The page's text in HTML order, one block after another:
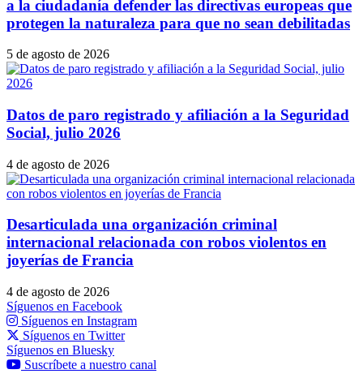
a la ciudadanía defender las directivas europeas que
protegen la naturaleza para que no sean debilitadas
5 de agosto de 2026
Datos de paro registrado y afiliación a la Seguridad
Social, julio 2026
4 de agosto de 2026
Desarticulada una organización criminal
internacional relacionada con robos violentos en
joyerías de Francia
4 de agosto de 2026
Síguenos en Facebook
Síguenos en Instagram
Síguenos en Twitter
Síguenos en Bluesky
Suscríbete a nuestro canal